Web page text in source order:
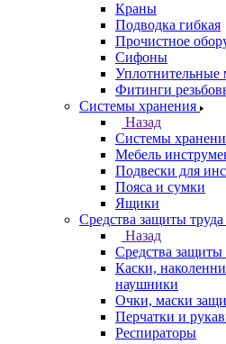
Краны
Подводка гибкая
Прочистное
Сифоны
Уплотнительные
Фитинги
Системы хранения
Назад
Системы
Мебель
Подвески для
Пояса и сумки
Ящики
Средства защиты труда
Назад
Средства защиты
Каски,
наушники
Очки, маски
Перчатки и
Респираторы